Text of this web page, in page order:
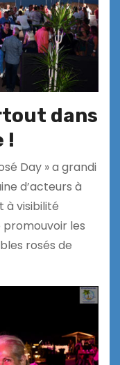
dans
!
Day » a grandi
d’acteurs à
à visibilité
promouvoir les
rosés de